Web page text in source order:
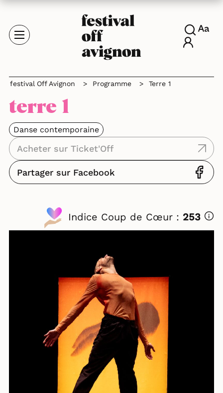
festival Off Avignon > Programme > Terre 1
terre 1
Danse contemporaine
Acheter sur Ticket'Off
Partager sur Facebook
Indice Coup de Cœur : 253